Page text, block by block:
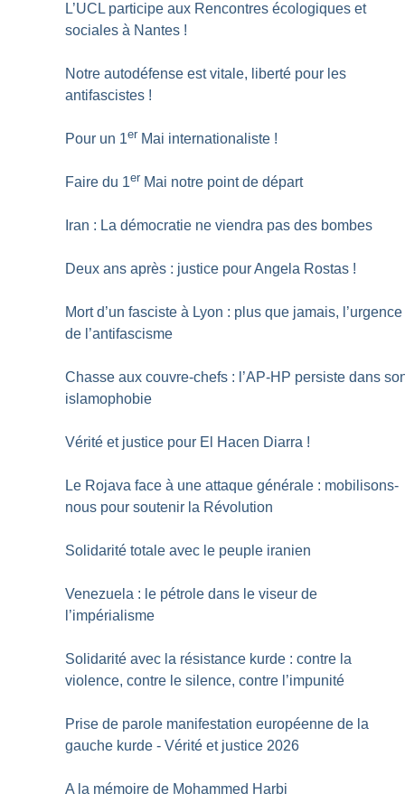
L’UCL participe aux Rencontres écologiques et
sociales à Nantes !
Notre autodéfense est vitale, liberté pour les
antifascistes !
Pour un 1er Mai internationaliste !
Faire du 1er Mai notre point de départ
Iran : La démocratie ne viendra pas des bombes
Deux ans après : justice pour Angela Rostas !
Mort d’un fasciste à Lyon : plus que jamais, l’urgence
de l’antifascisme
Chasse aux couvre-chefs : l’AP-HP persiste dans
islamophobie
Vérité et justice pour El Hacen Diarra !
Le Rojava face à une attaque générale : mobilisons-
nous pour soutenir la Révolution
Solidarité totale avec le peuple iranien
Venezuela : le pétrole dans le viseur de
l’impérialisme
Solidarité avec la résistance kurde : contre la
violence, contre le silence, contre l’impunité
Prise de parole manifestation européenne de la
gauche kurde - Vérité et justice 2026
A la mémoire de Mohammed Harbi